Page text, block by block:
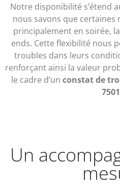
Notre disponibilité s’étend
nous savons que certaines
principalement en soirée,
ends. Cette flexibilité nous
troubles dans leurs
renforçant ainsi la valeur
le cadre d’un constat de
Un